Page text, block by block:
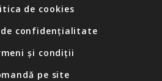
de cookies
confidențialitate
și condiții
pe site